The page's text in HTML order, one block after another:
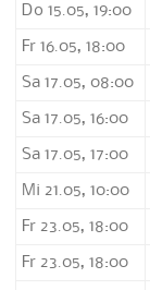
Do 15.05, 19:00
Fr 16.05, 18:00
Sa 17.05, 08:00
Sa 17.05, 16:00
Sa 17.05, 17:00
Mi 21.05, 10:00
Fr 23.05, 18:00
Fr 23.05, 18:00